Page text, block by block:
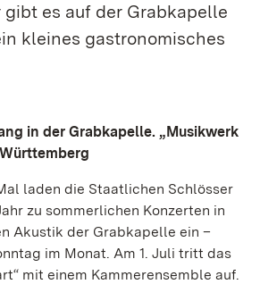
gibt es auf der Grabkapelle
kleines gastronomisches
in der Grabkapelle. „Musikwerk
laden die Staatlichen Schlösser
zu sommerlichen Konzerten in
Akustik der Grabkapelle ein –
im Monat. Am 1. Juli tritt das
mit einem Kammerensemble auf.